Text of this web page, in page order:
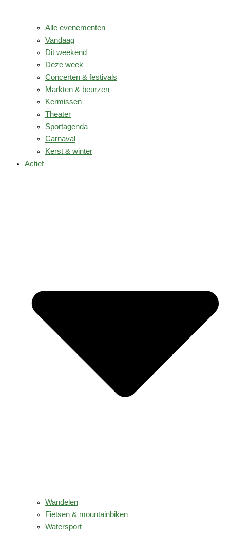
Alle evenementen
Vandaag
Dit weekend
Deze week
Concerten & festivals
Markten & beurzen
Kermissen
Theater
Sportagenda
Carnaval
Kerst & winter
Actief
Wandelen
Fietsen & mountainbiken
Watersport